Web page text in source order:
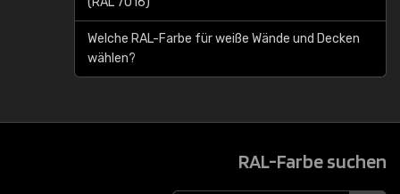
Welche RAL-Farbe für weiße Wände und Decken
wählen?
RAL-Farbe suchen